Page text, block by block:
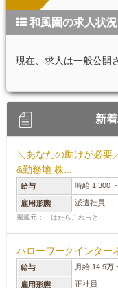
和風園の求人状況
現在、求人は一般公開
新
＼あなたの助けが必要
&勤務地 株...
給与 時給 1,300 ~
雇用形態 派遣社員
掲載元： はたらこねっと
ハローワークインター
給与 月給 14.9万
雇用形態 正社員